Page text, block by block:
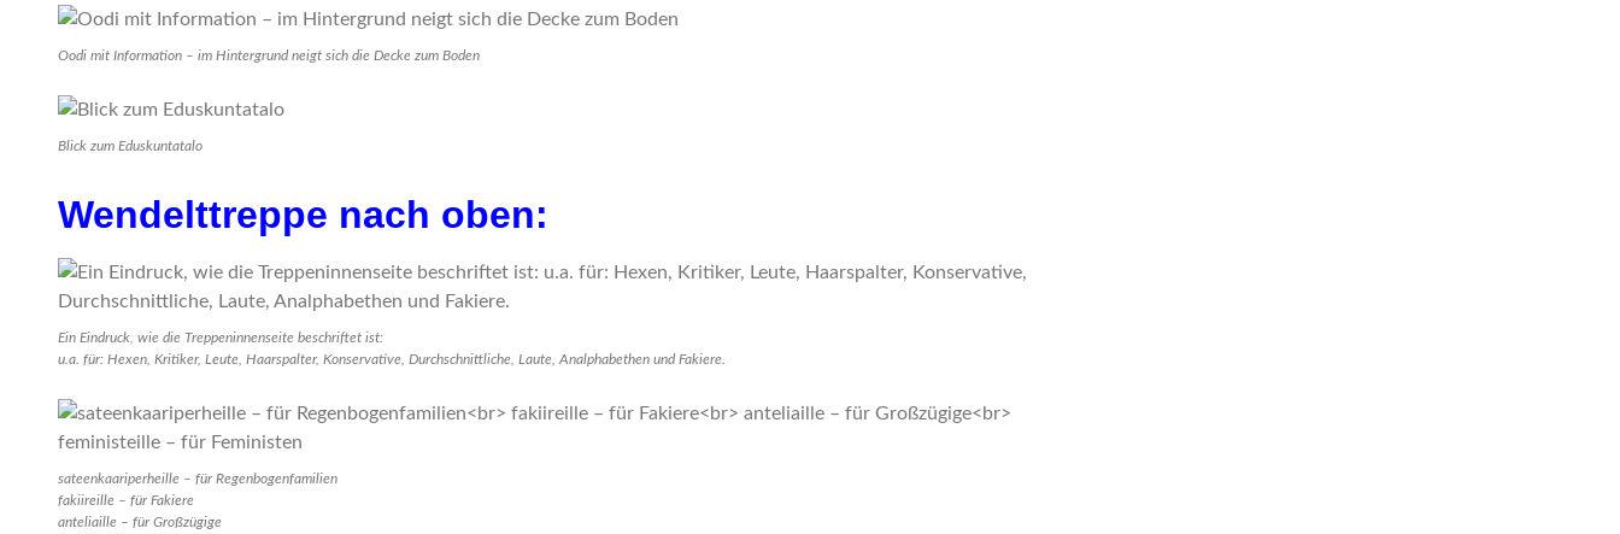
Oodi mit Information – im Hintergrund neigt sich die Decke zum Boden
Blick zum Eduskuntatalo
Wendelttreppe nach oben:
Ein Eindruck, wie die Treppeninnenseite beschriftet ist:
u.a. für: Hexen, Kritiker, Leute, Haarspalter, Konservative, Durchschnittliche, Laute, Analphabethen und Fakiere.
sateenkaariperheille – für Regenbogenfamilien
fakiireille – für Fakiere
anteliaille – für Großzügige